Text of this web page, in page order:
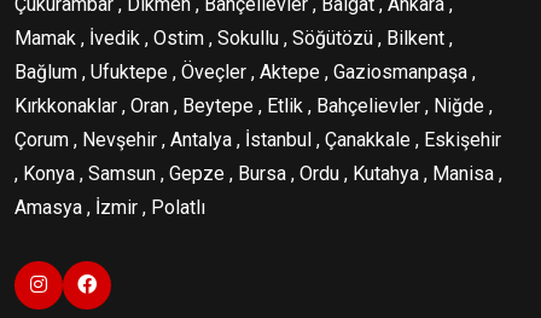
Mamak , İvedik , Ostim , Sokullu , Söğütözü , Bilkent ,
Bağlum , Ufuktepe , Öveçler , Aktepe , Gaziosmanpaşa ,
Kırkkonaklar , Oran , Beytepe , Etlik , Bahçelievler , Niğde ,
Çorum , Nevşehir , Antalya , İstanbul , Çanakkale , Eskişehir
, Konya , Samsun , Gepze , Bursa , Ordu , Kutahya , Manisa ,
Amasya , İzmir , Polatlı